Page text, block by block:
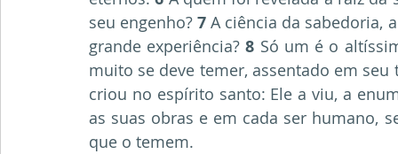
seu engenho? 7 A ciência da sabedoria,
grande experiência? 8 Só um é o
muito se deve temer, assentado em
criou no espírito santo: Ele a viu, a
as suas obras e em cada ser humano,
que o temem.